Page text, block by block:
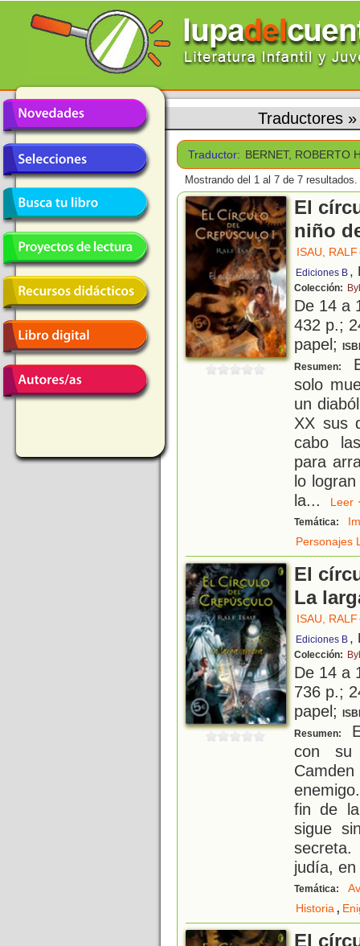
Traductores
Traductor: BERNET, ROBERTO
Mostrando del 1 al 7 de 7 resultados.
El
niño
ISAU, RALF
Ediciones B ,
Colección:
De 14 a
432 p.;
papel;
Resumen:
solo
un
XX sus
cabo
para
lo
la...
Temática:
Personajes
El
La
ISAU, RALF
Ediciones B ,
Colección:
De 14 a
736 p.;
papel;
Resumen:
con su
fin de la
sigue
judía,
Temática:
Historia,
El